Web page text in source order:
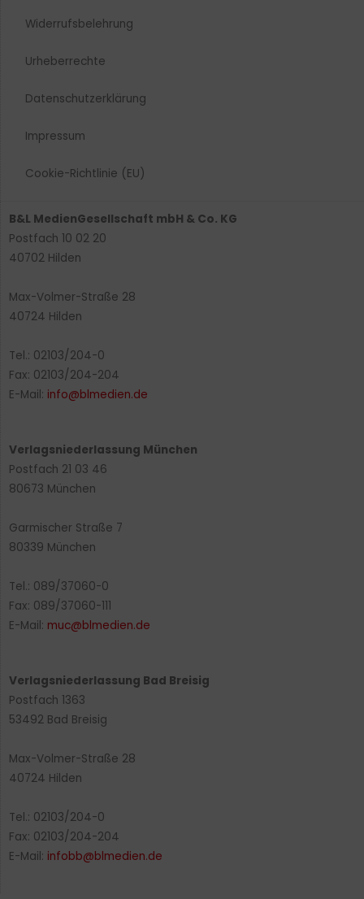
Widerrufsbelehrung
Urheberrechte​
Datenschutzerklärung
Impressum
Cookie-Richtlinie (EU)
B&L MedienGesellschaft mbH & Co. KG
Postfach 10 02 20
40702 Hilden
Max-Volmer-Straße 28
40724 Hilden
Tel.: 02103/204-0
Fax: 02103/204-204
E-Mail: info@blmedien.de
Verlagsniederlassung München
Postfach 21 03 46
80673 München
Garmischer Straße 7
80339 München
Tel.: 089/37060-0
Fax: 089/37060-111
E-Mail: muc@blmedien.de
Verlagsniederlassung Bad Breisig
Postfach 1363
53492 Bad Breisig
Max-Volmer-Straße 28
40724 Hilden
Tel.: 02103/204-0
Fax: 02103/204-204
E-Mail: infobb@blmedien.de